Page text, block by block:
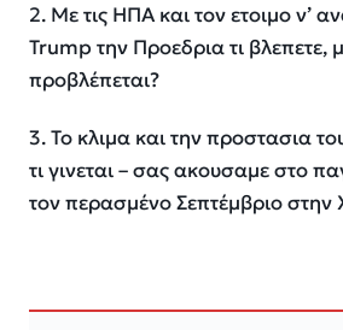
2. Με τις ΗΠΑ και τον ετοιμο ν’
Trump την Προεδρια τι βλεπετε,
προβλέπεται?
3. Το κλιμα και την προστασια
τι γινεται – σας ακουσαμε στο
τον περασμένο Σεπτέμβριο στην